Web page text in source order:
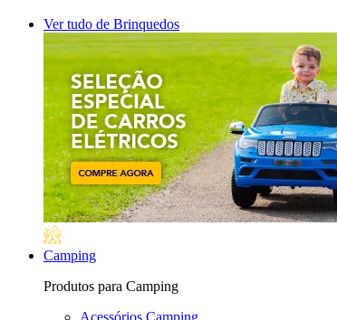
Ver tudo de Brinquedos
Camping
Produtos para Camping
Acessórios Camping